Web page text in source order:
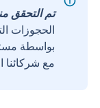
تم التحقق منه
الحجوزات
مع شركائنا